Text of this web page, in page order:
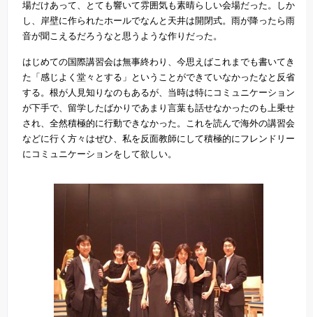
場だけあって、とても響いて雰囲気も素晴らしい会場だった。しか
し、岸壁に作られたホールでなんと天井は開閉式。雨が降ったら雨
音が聞こえるだろうなと思うような作りだった。
はじめての国際講習会は無事終わり、今思えばこれまでも書いてき
た「感じよく堂々とする」ということができていなかったなと反省
する。根が人見知りなのもあるが、当時は特にコミュニケーション
が下手で、留学したばかりであまり言葉も話せなかったのも上乗せ
され、全然積極的に行動できなかった。これを読んで海外の講習会
などに行く方々はぜひ、私を反面教師にして積極的にフレンドリー
にコミュニケーションをして欲しい。